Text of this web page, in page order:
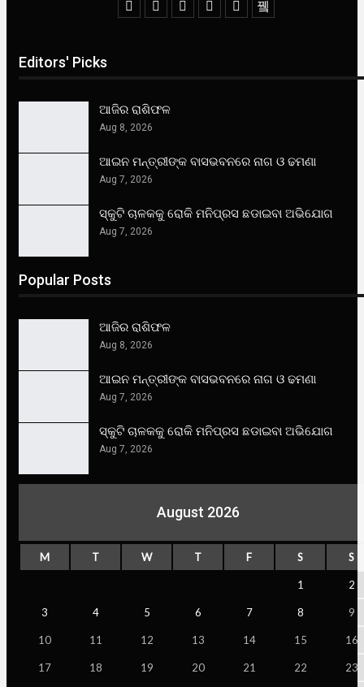
Editors' Picks
ଆଜିର ରାଶିଫଳ
Aug 8, 2026
ଆଇନ ମନ୍ତ୍ରୀଙ୍କ ବାସଭବନରେ ନାଗ ଓ ଢମଣା
Aug 7, 2026
ସ୍କୁଟି ଚାଳକକୁ ରୋକି ମନିପ୍ରସ ଛଡାଇବା ଅଭିଯୋଗ
Aug 7, 2026
Popular Posts
ଆଜିର ରାଶିଫଳ
Aug 8, 2026
ଆଇନ ମନ୍ତ୍ରୀଙ୍କ ବାସଭବନରେ ନାଗ ଓ ଢମଣା
Aug 7, 2026
ସ୍କୁଟି ଚାଳକକୁ ରୋକି ମନିପ୍ରସ ଛଡାଇବା ଅଭିଯୋଗ
Aug 7, 2026
August 2026
M T W T F S S
1 2
3 4 5 6 7 8 9
10 11 12 13 14 15 16
17 18 19 20 21 22 23